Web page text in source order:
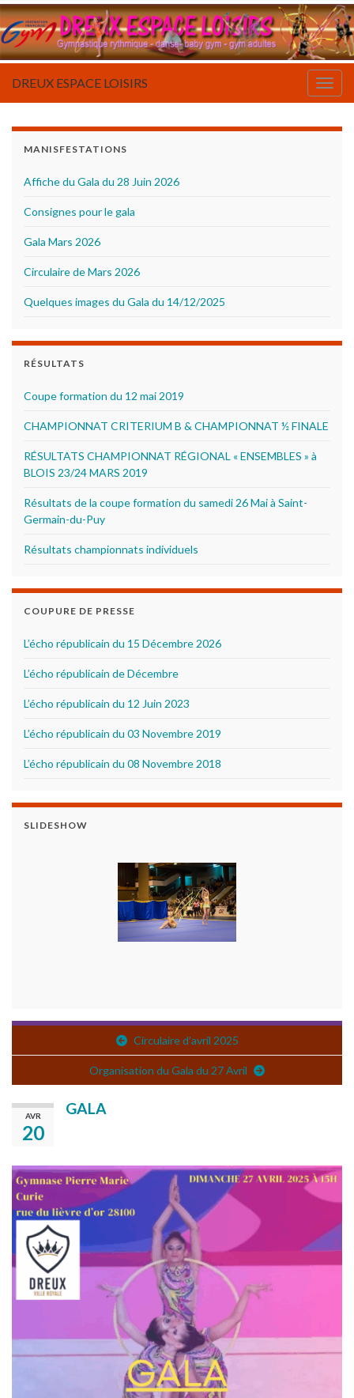
DREUX ESPACE LOISIRS
MANISFESTATIONS
Affiche du Gala du 28 Juin 2026
Consignes pour le gala
Gala Mars 2026
Circulaire de Mars 2026
Quelques images du Gala du 14/12/2025
RÉSULTATS
Coupe formation du 12 mai 2019
CHAMPIONNAT CRITERIUM B & CHAMPIONNAT ½ FINALE
RÉSULTATS CHAMPIONNAT RÉGIONAL « ENSEMBLES » à
BLOIS 23/24 MARS 2019
Résultats de la coupe formation du samedi 26 Mai à Saint-
Germain-du-Puy
Résultats championnats individuels
COUPURE DE PRESSE
L’écho républicain du 15 Décembre 2026
L’écho républicain de Décembre
L’écho républicain du 12 Juin 2023
L’écho républicain du 03 Novembre 2019
L’écho républicain du 08 Novembre 2018
SLIDESHOW
Circulaire d’avril 2025
Organisation du Gala du 27 Avril
AVR
20
GALA